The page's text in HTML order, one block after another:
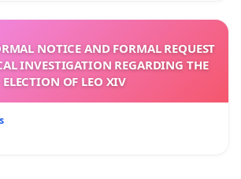
NOTICE AND FORMAL REQUEST
INVESTIGATION REGARDING THE
ELECTION OF LEO XIV